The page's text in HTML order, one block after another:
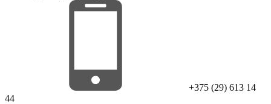
+375 (29) 613 14
44